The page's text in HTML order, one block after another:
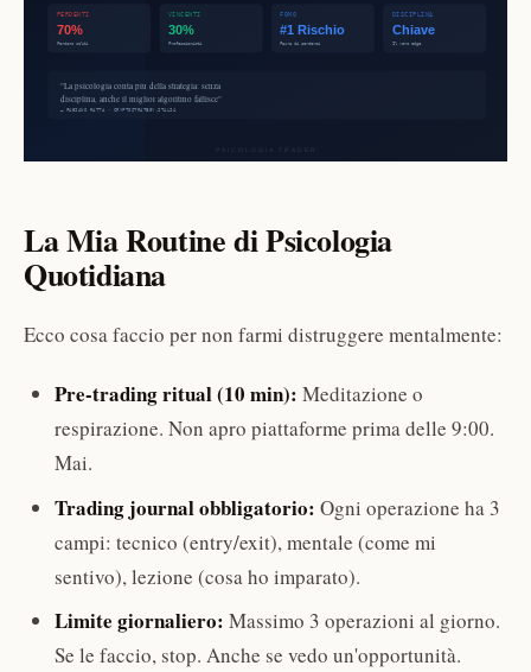
La Mia Routine di Psicologia
Quotidiana
Ecco cosa faccio per non farmi distruggere mentalmente:
Pre-trading ritual (10 min): Meditazione o
respirazione. Non apro piattaforme prima delle 9:00.
Mai.
Trading journal obbligatorio: Ogni operazione ha 3
campi: tecnico (entry/exit), mentale (come mi
sentivo), lezione (cosa ho imparato).
Limite giornaliero: Massimo 3 operazioni al giorno.
Se le faccio, stop. Anche se vedo un'opportunità.